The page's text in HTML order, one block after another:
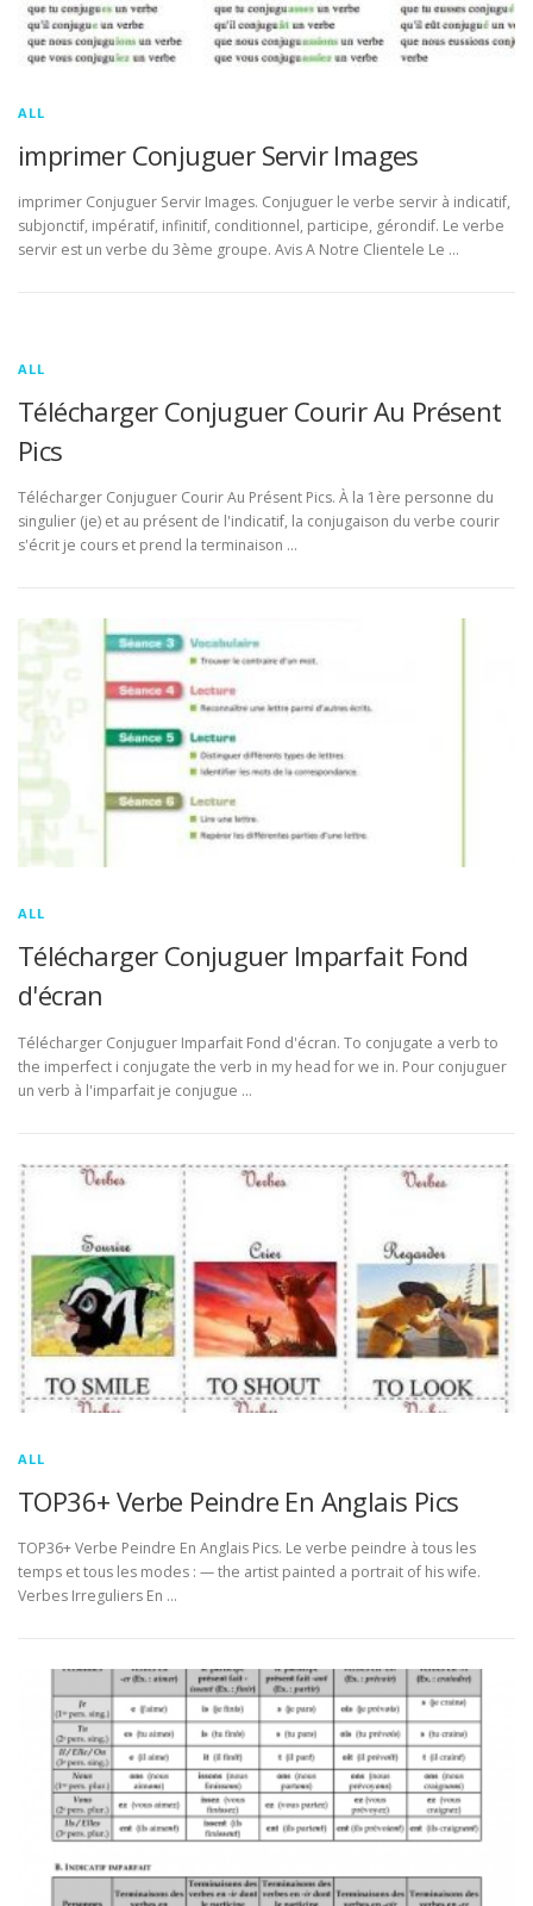
ALL
imprimer Conjuguer Servir Images
imprimer Conjuguer Servir Images. Conjuguer le verbe servir à indicatif,
subjonctif, impératif, infinitif, conditionnel, participe, gérondif. Le verbe
servir est un verbe du 3ème groupe. Avis A Notre Clientele Le …
ALL
Télécharger Conjuguer Courir Au Présent
Pics
Télécharger Conjuguer Courir Au Présent Pics. À la 1ère personne du
singulier (je) et au présent de l'indicatif, la conjugaison du verbe courir
s'écrit je cours et prend la terminaison …
ALL
Télécharger Conjuguer Imparfait Fond
d'écran
Télécharger Conjuguer Imparfait Fond d'écran. To conjugate a verb to
the imperfect i conjugate the verb in my head for we in. Pour conjuguer
un verb à l'imparfait je conjugue …
ALL
TOP36+ Verbe Peindre En Anglais Pics
TOP36+ Verbe Peindre En Anglais Pics. Le verbe peindre à tous les
temps et tous les modes : — the artist painted a portrait of his wife.
Verbes Irreguliers En …